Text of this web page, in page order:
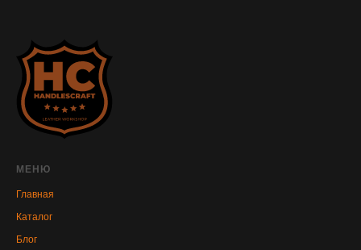
МЕНЮ
Главная
Каталог
Блог